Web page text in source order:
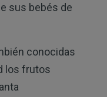
sus bebés de
conocidas
los frutos